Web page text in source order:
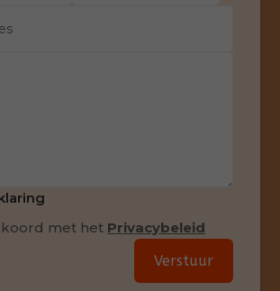
met het Privacybeleid
Verstuur